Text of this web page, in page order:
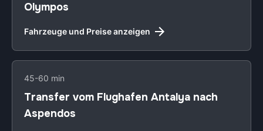
Olympos
Fahrzeuge und Preise anzeigen
45-60 min
Transfer vom Flughafen Antalya nach
Aspendos